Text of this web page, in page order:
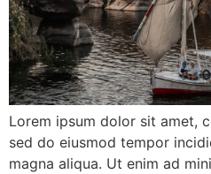
Lorem ipsum dolor sit amet,
sed do eiusmod tempor
magna aliqua. Ut enim ad